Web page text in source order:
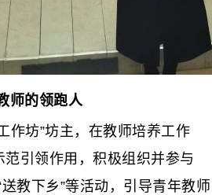
的领跑人
坊”坊主，在教师培养工作
引领作用，积极组织并参与
送教下乡”等活动，引导青年教师